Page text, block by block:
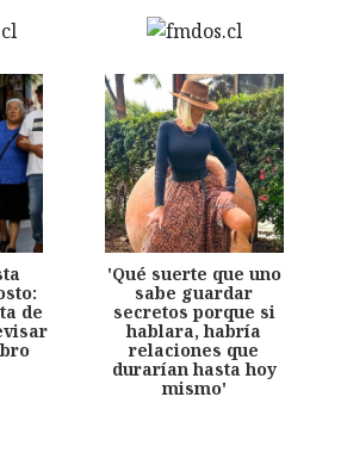
de
'Qué suerte que uno
sabe guardar
secretos porque si
hablara, habría
relaciones que
durarían hasta hoy
mismo'